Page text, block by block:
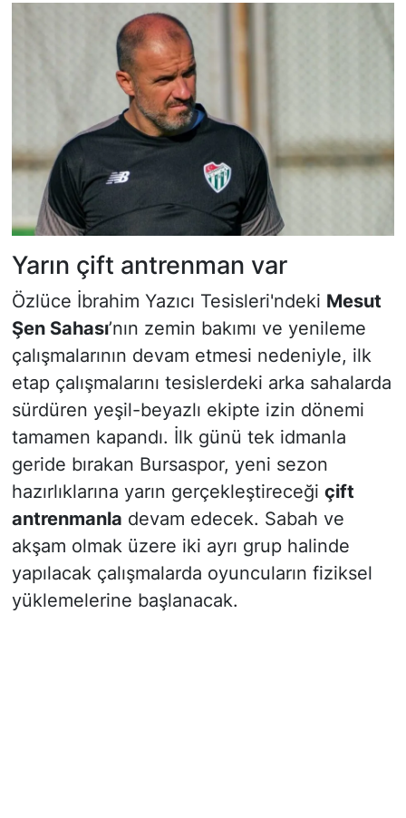
Yarın çift antrenman var
Özlüce İbrahim Yazıcı Tesisleri'ndeki Mesut
Şen Sahası’nın zemin bakımı ve yenileme
çalışmalarının devam etmesi nedeniyle, ilk
etap çalışmalarını tesislerdeki arka sahalarda
sürdüren yeşil-beyazlı ekipte izin dönemi
tamamen kapandı. İlk günü tek idmanla
geride bırakan Bursaspor, yeni sezon
hazırlıklarına yarın gerçekleştireceği çift
antrenmanla devam edecek. Sabah ve
akşam olmak üzere iki ayrı grup halinde
yapılacak çalışmalarda oyuncuların fiziksel
yüklemelerine başlanacak.